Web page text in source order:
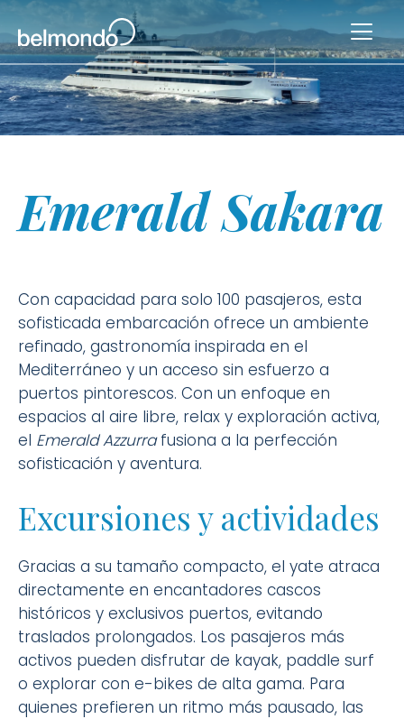
Emerald Sakara
Con capacidad para solo 100 pasajeros, esta
sofisticada embarcación ofrece un ambiente
refinado, gastronomía inspirada en el
Mediterráneo y un acceso sin esfuerzo a
puertos pintorescos. Con un enfoque en
espacios al aire libre, relax y exploración activa,
el Emerald Azzurrafusiona a la perfección
sofisticación y aventura.
Excursiones y actividades
Gracias a su tamaño compacto, el yate atraca
directamente en encantadores cascos
históricos y exclusivos puertos, evitando
traslados prolongados. Los pasajeros más
activos pueden disfrutar de kayak, paddle surf
o explorar con e-bikes de alta gama. Para
quienes prefieren un ritmo más pausado, las